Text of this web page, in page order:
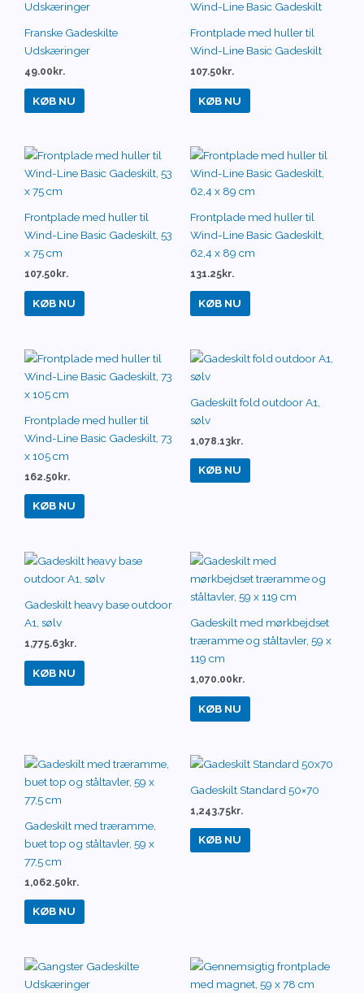
Franske Gadeskilte
Udskæringer
49.00kr.
KØB NU
Frontplade med huller til
Wind-Line Basic Gadeskilt
107.50kr.
KØB NU
Frontplade med huller til
Wind-Line Basic Gadeskilt, 53
x 75 cm
107.50 kr.
KØB NU
Frontplade med huller til
Wind-Line Basic Gadeskilt,
62,4 x 89 cm
131.25kr.
KØB NU
Frontplade med huller til
Wind-Line Basic Gadeskilt, 73
x 105 cm
162.50kr.
KØB NU
Gadeskilt fold outdoor A1,
sølv
1,078.13kr.
KØB NU
Gadeskilt heavy base outdoor
A1, sølv
1,775.63kr.
KØB NU
Gadeskilt med mørkbejdset
træramme og ståltavler, 59 x
119 cm
1,070.00 kr.
KØB NU
Gadeskilt med træramme,
buet top og ståltavler, 59 x
77,5 cm
1,062.50kr.
KØB NU
Gadeskilt Standard 50×70
1,243.75kr.
KØB NU